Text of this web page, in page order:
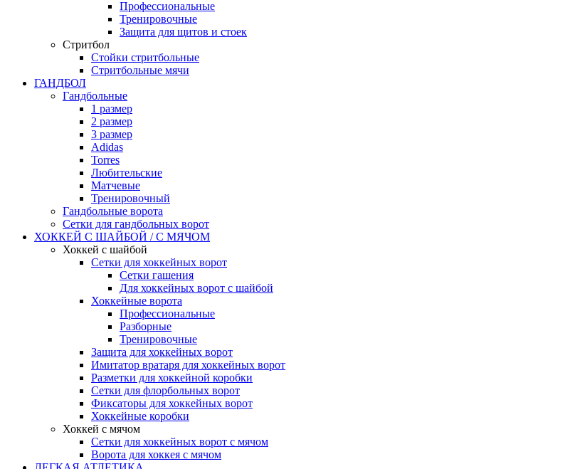
Профессиональные
Тренировочные
Защита для щитов и стоек
Стритбол
Стойки стритбольные
Стритбольные мячи
ГАНДБОЛ
Гандбольные
1 размер
2 размер
3 размер
Adidas
Torres
Любительские
Матчевые
Тренировочный
Гандбольные ворота
Сетки для гандбольных ворот
ХОККЕЙ С ШАЙБОЙ / С МЯЧОМ
Хоккей с шайбой
Сетки для хоккейных ворот
Сетки гашения
Для хоккейных ворот с шайбой
Хоккейные ворота
Профессиональные
Разборные
Тренировочные
Защита для хоккейных ворот
Имитатор вратаря для хоккейных ворот
Разметки для хоккейной коробки
Сетки для флорбольных ворот
Фиксаторы для хоккейных ворот
Хоккейные коробки
Хоккей с мячом
Сетки для хоккейных ворот с мячом
Ворота для хоккея с мячом